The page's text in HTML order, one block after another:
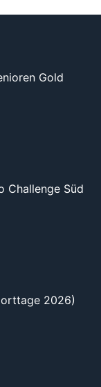
Gold
Challenge Süd
2026)